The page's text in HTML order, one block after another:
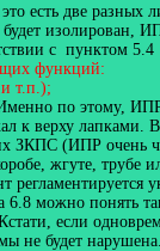
есть две разных
изолирован,
с пунктом
функций:
т.п.);
Именно по этому,
верху лапками.
ЗКПС (ИПР очень
жгуте, трубе
можно понять
если
не будет нарушена.